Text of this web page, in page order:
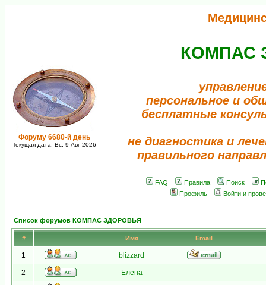
Форуму 6680-й день
Текущая дата: Вс, 9 Авг 2026
КОМПАС
персональное и
бесплатные
не диагностика и
правильного
FAQ Правила Поиск
Профиль
Войти и
Список форумов КОМПАС ЗДОРОВЬЯ
# Имя Email
1 blizzard
2 Елена